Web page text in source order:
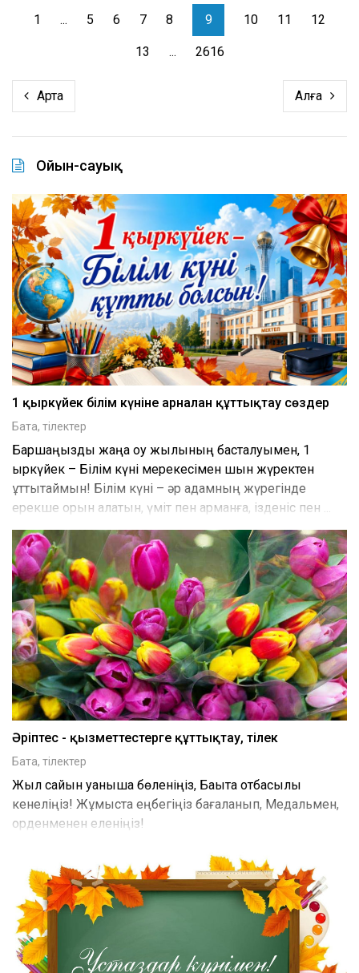
Артқа
1 ... 5 6 7 8 9 10 11 12
13 ... 2616
Алға
Ойын-сауық
1 қыркүйек білім күніне арналған құттықтау сөздер
Бата, тілектер
Баршаңызды жаңа оқу жылының басталуымен, 1
қыркүйек – Білім күні мерекесімен шын жүректен
құттықтаймын! Білім күні – әр адамның жүрегінде
ерекше орын алатын, үміт пен арманға, ізденіс пен ...
Әріптес - қызметтестерге құттықтау, тілек
Бата, тілектер
Жыл сайын қуанышқа бөленіңіз, Бақытқа отбасылық
кенеліңіз! Жұмыста еңбегіңіз бағаланып, Медальмен,
орденменен еленіңіз!